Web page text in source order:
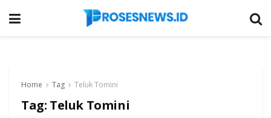
Home Tag Teluk Tomini
Tag: Teluk Tomini